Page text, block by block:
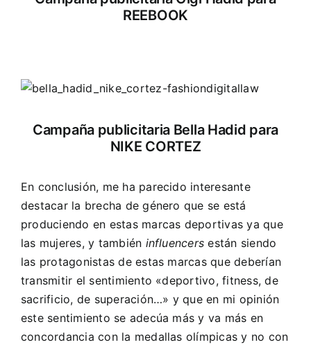
REEBOOK
Campaña publicitaria Bella Hadid para
NIKE CORTEZ
En conclusión, me ha parecido interesante
destacar la brecha de género que se está
produciendo en estas marcas deportivas ya que
las mujeres, y también influencers están siendo
las protagonistas de estas marcas que deberían
transmitir el sentimiento «deportivo, fitness, de
sacrificio, de superación…» y que en mi opinión
este sentimiento se adecúa más y va más en
concordancia con la medallas olímpicas y no con